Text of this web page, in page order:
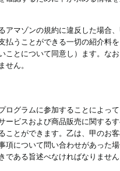
アマゾンの規約に違反した場合
払うことができる一切の紹介料
ことについて同意し）ます。な
せん。
ログラムに参加することによっ
ービスおよび商品販売に関する
ことができます。乙は、甲のお
項について問い合わせがあった
である旨述べなければなりませ